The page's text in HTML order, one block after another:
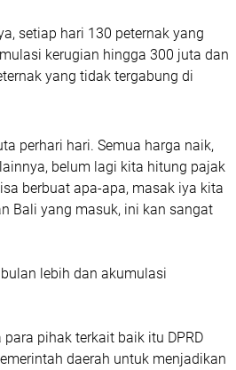
setiap hari 130 peternak yang
kerugian hingga 300 juta dan
yang tidak tergabung di
perhari hari. Semua harga naik,
belum lagi kita hitung pajak
berbuat apa-apa, masak iya kita
Bali yang masuk, ini kan sangat
lebih dan akumulasi
pihak terkait baik itu DPRD
daerah untuk menjadikan